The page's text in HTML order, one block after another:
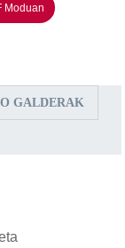
Moduan
GALDERAK